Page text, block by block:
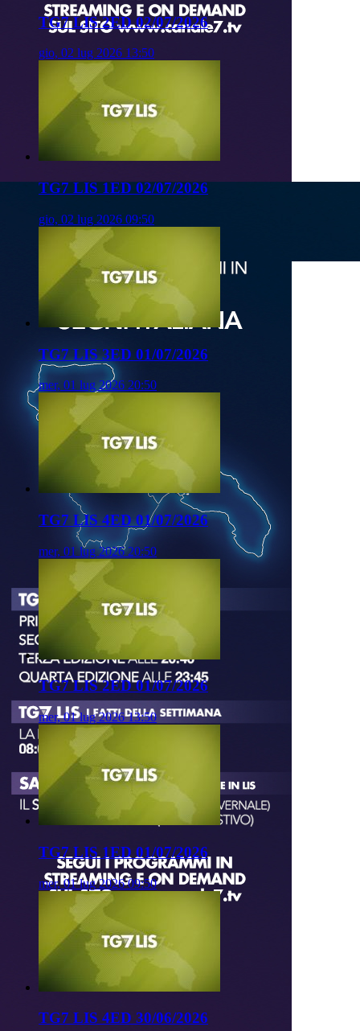
TG7 LIS 2ED 02/07/2026
gio, 02 lug 2026 13:50
TG7 LIS 1ED 02/07/2026
gio, 02 lug 2026 09:50
TG7 LIS 3ED 01/07/2026
mer, 01 lug 2026 20:50
TG7 LIS 4ED 01/07/2026
mer, 01 lug 2026 20:50
TG7 LIS 2ED 01/07/2026
mer, 01 lug 2026 13:50
TG7 LIS 1ED 01/07/2026
mer, 01 lug 2026 09:50
TG7 LIS 4ED 30/06/2026